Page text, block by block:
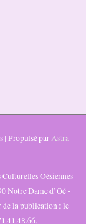
| Propulsé parAstra
Oésiennes
Notre Dame d’Oé -
de la publication : le